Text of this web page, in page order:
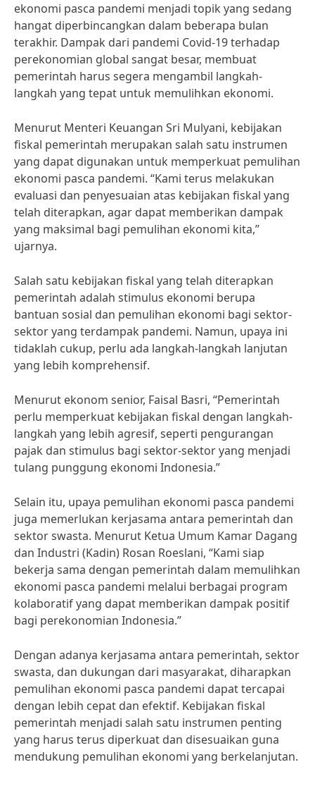
ekonomi pasca pandemi menjadi topik yang sedang
hangat diperbincangkan dalam beberapa bulan
terakhir. Dampak dari pandemi Covid-19 terhadap
perekonomian global sangat besar, membuat
pemerintah harus segera mengambil langkah-
langkah yang tepat untuk memulihkan ekonomi.
Menurut Menteri Keuangan Sri Mulyani, kebijakan
fiskal pemerintah merupakan salah satu instrumen
yang dapat digunakan untuk memperkuat pemulihan
ekonomi pasca pandemi. “Kami terus melakukan
evaluasi dan penyesuaian atas kebijakan fiskal yang
telah diterapkan, agar dapat memberikan dampak
yang maksimal bagi pemulihan ekonomi kita,”
ujarnya.
Salah satu kebijakan fiskal yang telah diterapkan
pemerintah adalah stimulus ekonomi berupa
bantuan sosial dan pemulihan ekonomi bagi sektor-
sektor yang terdampak pandemi. Namun, upaya ini
tidaklah cukup, perlu ada langkah-langkah lanjutan
yang lebih komprehensif.
Menurut ekonom senior, Faisal Basri, “Pemerintah
perlu memperkuat kebijakan fiskal dengan langkah-
langkah yang lebih agresif, seperti pengurangan
pajak dan stimulus bagi sektor-sektor yang menjadi
tulang punggung ekonomi Indonesia.”
Selain itu, upaya pemulihan ekonomi pasca pandemi
juga memerlukan kerjasama antara pemerintah dan
sektor swasta. Menurut Ketua Umum Kamar Dagang
dan Industri (Kadin) Rosan Roeslani, “Kami siap
bekerja sama dengan pemerintah dalam memulihkan
ekonomi pasca pandemi melalui berbagai program
kolaboratif yang dapat memberikan dampak positif
bagi perekonomian Indonesia.”
Dengan adanya kerjasama antara pemerintah, sektor
swasta, dan dukungan dari masyarakat, diharapkan
pemulihan ekonomi pasca pandemi dapat tercapai
dengan lebih cepat dan efektif. Kebijakan fiskal
pemerintah menjadi salah satu instrumen penting
yang harus terus diperkuat dan disesuaikan guna
mendukung pemulihan ekonomi yang berkelanjutan.